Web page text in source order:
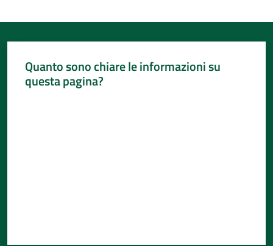
Quanto sono chiare le informazioni su
questa pagina?